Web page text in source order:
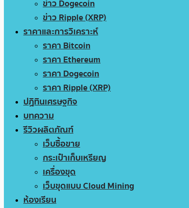
ข่าว Dogecoin
ข่าว Ripple (XRP)
ราคาและการวิเคราะห์
ราคา Bitcoin
ราคา Ethereum
ราคา Dogecoin
ราคา Ripple (XRP)
ปฏิทินเศรษฐกิจ
บทความ
รีวิวผลิตภัณฑ์
เว็บซื้อขาย
กระเป๋าเก็บเหรียญ
เครื่องขุด
เว็บขุดแบบ Cloud Mining
ห้องเรียน